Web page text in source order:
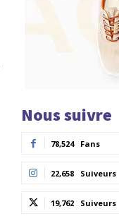
Nous suivre
78,524 Fans
22,658 Suiveurs
19,762 Suiveurs